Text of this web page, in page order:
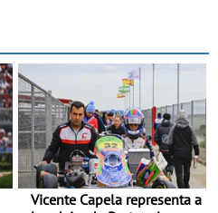
assistente de marcha-atrás
Vicente Capela representa a